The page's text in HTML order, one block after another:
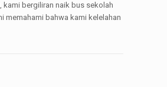
kami bergiliran naik bus sekolah
memahami bahwa kami kelelahan